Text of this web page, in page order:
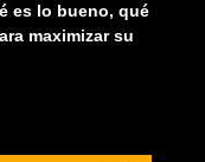
es lo bueno, qué
maximizar su